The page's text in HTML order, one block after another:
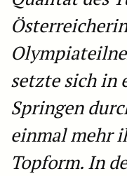
setzte sich in
Springen
einmal mehr
Topform. In